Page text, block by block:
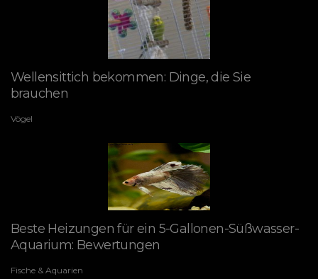
Wellensittich bekommen: Dinge, die Sie
brauchen
Vögel
Beste Heizungen für ein 5-Gallonen-Süßwasser-
Aquarium: Bewertungen
Fische & Aquarien